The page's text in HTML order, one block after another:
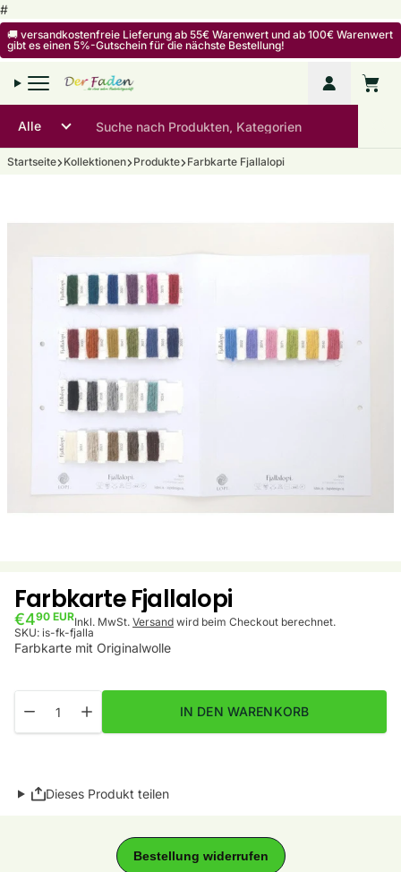
#Zum Inhalt springen
🚚 versandkostenfreie Lieferung ab 55€ Warenwert und ab 100€ Warenwert
gibt es einen 5%-Gutschein für die nächste Bestellung!
Mein
Startseite Kollektionen Produkte Farbkarte Fjallalopi
Farbkarte Fjallalopi
€490 EURInkl. MwSt. Versand wird beim Checkout berechnet.
SKU: is-fk-fjalla
Farbkarte mit Originalwolle
Menge für Farbkarte Fjallalopi verringern
Menge für Farbkarte Fjallalopi erhöhen
IN DEN WARENKORB
Dieses Produkt teilen